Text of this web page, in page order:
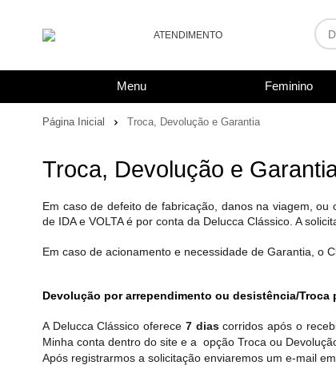
ATENDIMENTO
48988010843
De segunda à sexta, das 9h às
Menu Feminino
Página Inicial Troca, Devolução e Garantia
Troca, Devolução e
Em caso de defeito de fabricação, danos na viagem,
de IDA e VOLTA é por conta da Delucca Clássico. A
Em caso de acionamento e necessidade de Garantia, o
Devolução por arrependimento ou desistência/Troca
A Delucca Clássico oferece 7 diascorridos após o
Minha conta dentro do site e a opção Troca ou
Após registrarmos a solicitação enviaremos um e-mail